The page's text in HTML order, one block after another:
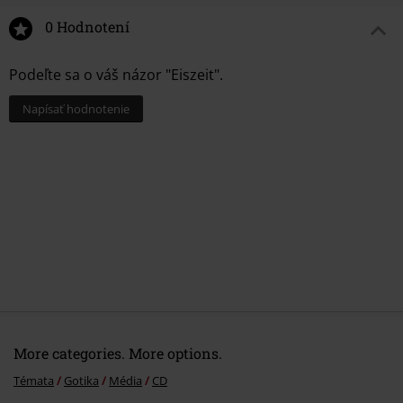
0 Hodnotení
Podeľte sa o váš názor "Eiszeit".
Napísať hodnotenie
More categories. More options.
Témata Gotika Média CD